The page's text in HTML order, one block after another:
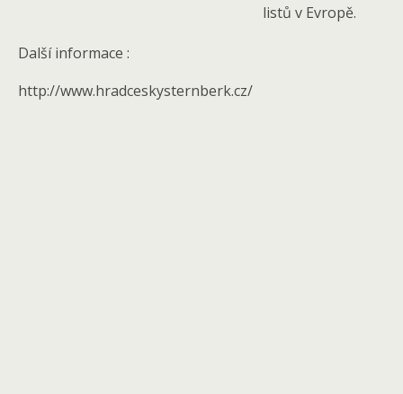
listů v Evropě.
Další informace :
http://www.hradceskysternberk.cz/